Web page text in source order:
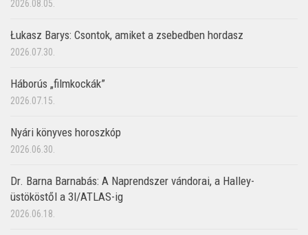
2026.08.05.
Łukasz Barys: Csontok, amiket a zsebedben hordasz
2026.07.30.
Háborús „filmkockák”
2026.07.15.
Nyári könyves horoszkóp
2026.06.30.
Dr. Barna Barnabás: A Naprendszer vándorai, a Halley-
üstököstől a 3I/ATLAS-ig
2026.06.18.